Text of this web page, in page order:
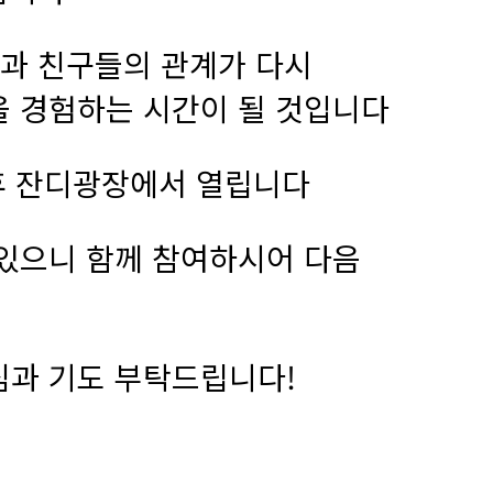
친구들의 관계가 다시
경험하는 시간이 될 것입니다
디광장에서 열립니다
으니 함께 참여하시어 다음
기도 부탁드립니다!